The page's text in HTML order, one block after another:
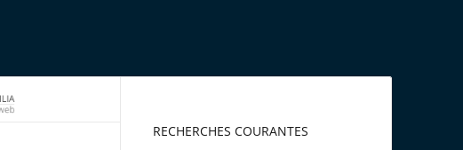
RECHERCHES COURANTES